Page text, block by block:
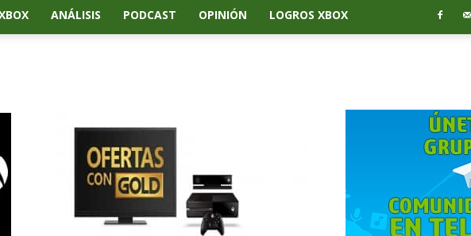
ANÁLISIS PODCAST OPINIÓN LOGROS XBOX